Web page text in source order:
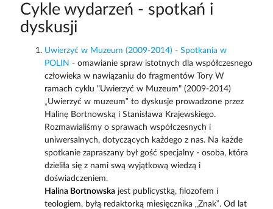
Cykle wydarzeń - spotkań i
dyskusji
Uwierzyć w Muzeum (2009-2014) - Spotkania w
POLIN - omawianie spraw istotnych dla współczesnego
człowieka w nawiązaniu do fragmentów Tory W
ramach cyklu "Uwierzyć w Muzeum" (2009-2014)
„Uwierzyć w muzeum” to dyskusje prowadzone przez
Halinę Bortnowską i Stanisława Krajewskiego.
Rozmawialiśmy o sprawach współczesnych i
uniwersalnych, dotyczących każdego z nas. Na każde
spotkanie zapraszany był gość specjalny - osoba, która
dzieliła się z nami swą wyjątkową wiedzą i
doświadczeniem.
Halina Bortnowskajest publicystką, filozofem i
teologiem, byłą redaktorką miesięcznika „Znak”. Od lat